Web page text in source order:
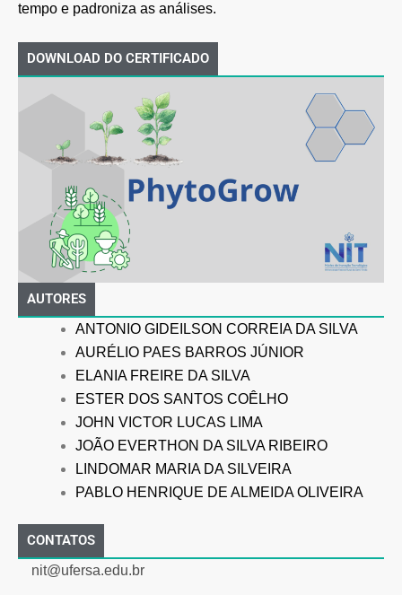
tempo e padroniza as análises.
DOWNLOAD DO CERTIFICADO
AUTORES
ANTONIO GIDEILSON CORREIA DA SILVA
AURÉLIO PAES BARROS JÚNIOR
ELANIA FREIRE DA SILVA
ESTER DOS SANTOS COÊLHO
JOHN VICTOR LUCAS LIMA
JOÃO EVERTHON DA SILVA RIBEIRO
LINDOMAR MARIA DA SILVEIRA
PABLO HENRIQUE DE ALMEIDA OLIVEIRA
CONTATOS
nit@ufersa.edu.br